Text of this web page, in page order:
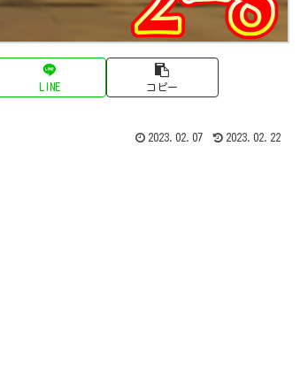
LINE コピー
2023.02.07 2023.02.22